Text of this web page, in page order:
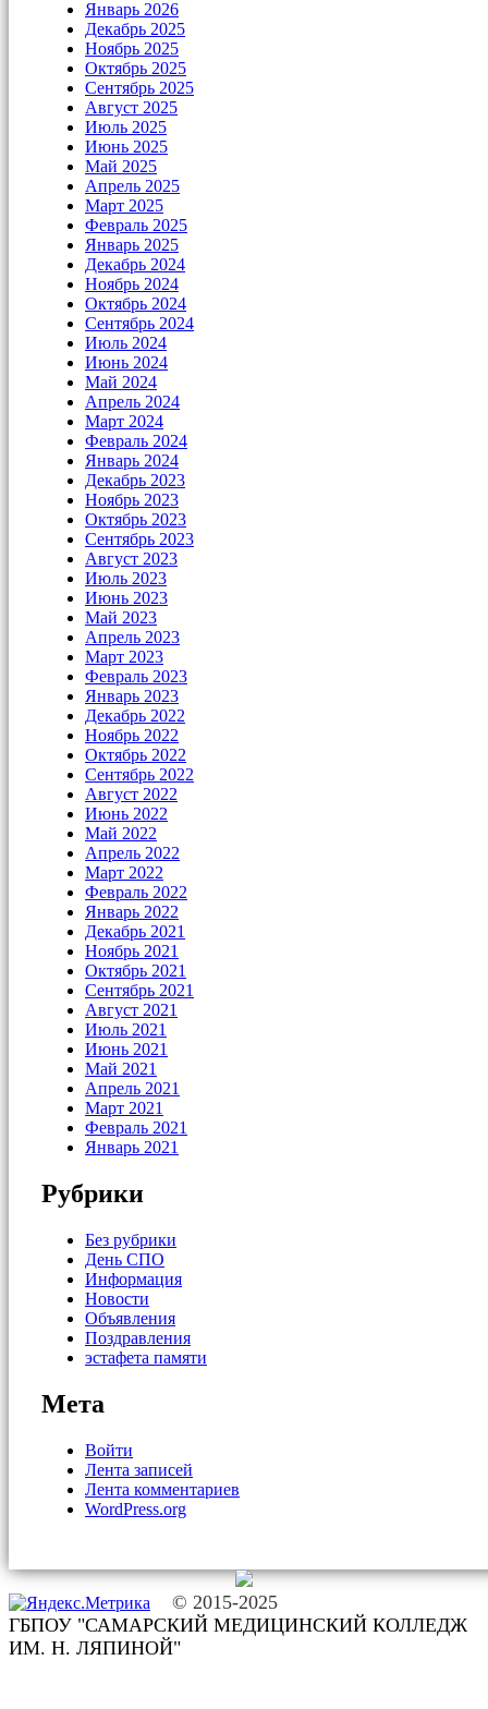
Январь 2026
Декабрь 2025
Ноябрь 2025
Октябрь 2025
Сентябрь 2025
Август 2025
Июль 2025
Июнь 2025
Май 2025
Апрель 2025
Март 2025
Февраль 2025
Январь 2025
Декабрь 2024
Ноябрь 2024
Октябрь 2024
Сентябрь 2024
Июль 2024
Июнь 2024
Май 2024
Апрель 2024
Март 2024
Февраль 2024
Январь 2024
Декабрь 2023
Ноябрь 2023
Октябрь 2023
Сентябрь 2023
Август 2023
Июль 2023
Июнь 2023
Май 2023
Апрель 2023
Март 2023
Февраль 2023
Январь 2023
Декабрь 2022
Ноябрь 2022
Октябрь 2022
Сентябрь 2022
Август 2022
Июнь 2022
Май 2022
Апрель 2022
Март 2022
Февраль 2022
Январь 2022
Декабрь 2021
Ноябрь 2021
Октябрь 2021
Сентябрь 2021
Август 2021
Июль 2021
Июнь 2021
Май 2021
Апрель 2021
Март 2021
Февраль 2021
Январь 2021
Рубрики
Без рубрики
День СПО
Информация
Новости
Объявления
Поздравления
эстафета памяти
Мета
Войти
Лента записей
Лента комментариев
WordPress.org
© 2015-2025
ГБПОУ "САМАРСКИЙ МЕДИЦИНСКИЙ КОЛЛЕДЖ
ИМ. Н. ЛЯПИНОЙ"